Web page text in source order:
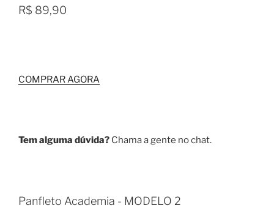
R$ 89,90
COMPRAR AGORA
Tem alguma dúvida? Chama a gente no chat.
Panfleto Academia - MODELO 2